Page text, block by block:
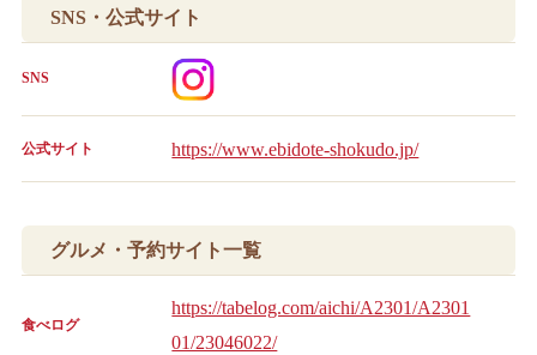
SNS・公式サイト
SNS
公式サイト https://www.ebidote-shokudo.jp/
グルメ・予約サイト一覧
食べログ
https://tabelog.com/aichi/A2301/A2301
01/23046022/